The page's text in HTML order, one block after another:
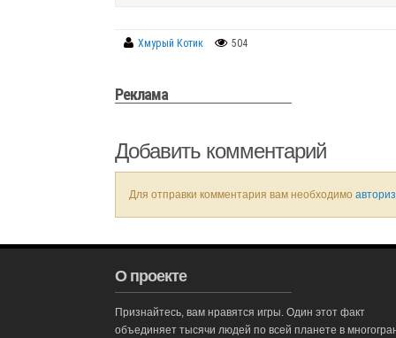
Хмурый Котик 504
Реклама
Добавить комментарий
Для отправки комментария вам необходимо
О проекте
Признайтесь, вам нравятся игры. Один этот факт
объединяет тысячи людей по всей планете в